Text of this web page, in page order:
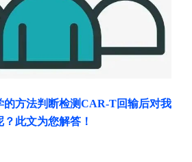
的方法判断检测CAR-T回输后对我
此文为您解答！